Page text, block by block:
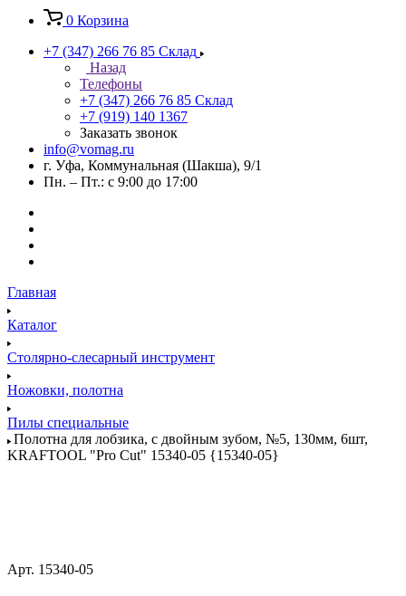
0 Корзина
+7 (347) 266 76 85 Склад
Назад
Телефоны
+7 (347) 266 76 85 Склад
+7 (919) 140 1367
Заказать звонок
info@vomag.ru
г. Уфа, Коммунальная (Шакша), 9/1
Пн. – Пт.: с 9:00 до 17:00
Главная
Каталог
Столярно-слесарный инструмент
Ножовки, полотна
Пилы специальные
Полотна для лобзика, с двойным зубом, №5, 130мм, 6шт,
KRAFTOOL "Pro Cut" 15340-05 {15340-05}
Арт. 15340-05